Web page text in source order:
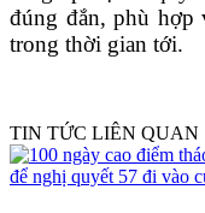
đúng đắn, phù
trong thời gian tới.
TIN TỨC LIÊN QUAN